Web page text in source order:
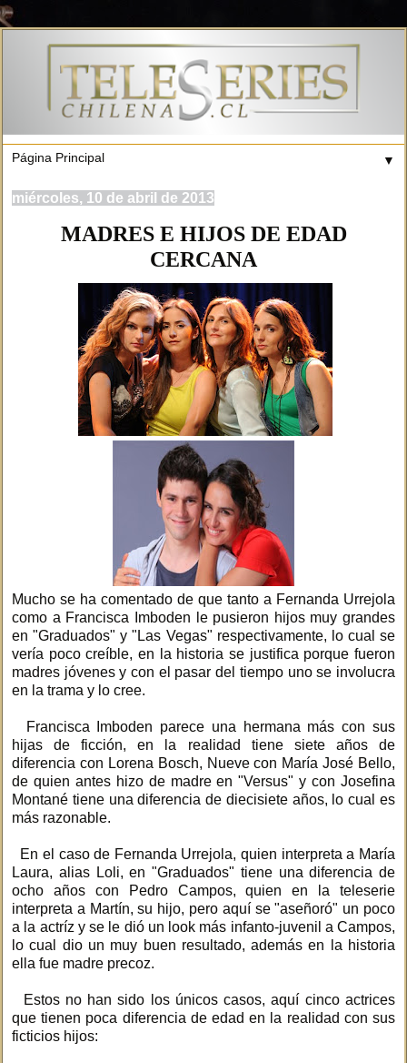
▼
miércoles, 10 de abril de 2013
MADRES E HIJOS DE EDAD
CERCANA
Mucho se ha comentado de que tanto a Fernanda Urrejola
como a Francisca Imboden le pusieron hijos muy grandes
en "Graduados" y "Las Vegas" respectivamente, lo cual se
vería poco creíble, en la historia se justifica porque fueron
madres jóvenes y con el pasar del tiempo uno se involucra
en la trama y lo cree.
Francisca Imboden parece una hermana más con sus
hijas de ficción, en la realidad tiene siete años de
diferencia con Lorena Bosch, Nueve con María José Bello,
de quien antes hizo de madre en "Versus" y con Josefina
Montané tiene una diferencia de diecisiete años, lo cual es
más razonable.
En el caso de Fernanda Urrejola, quien interpreta a María
Laura, alias Loli, en "Graduados" tiene una diferencia de
ocho años con Pedro Campos, quien en la teleserie
interpreta a Martín, su hijo, pero aquí se "aseñoró" un poco
a la actríz y se le dió un look más infanto-juvenil a Campos,
lo cual dio un muy buen resultado, además en la historia
ella fue madre precoz.
Estos no han sido los únicos casos, aquí cinco actrices
que tienen poca diferencia de edad en la realidad con sus
ficticios hijos: